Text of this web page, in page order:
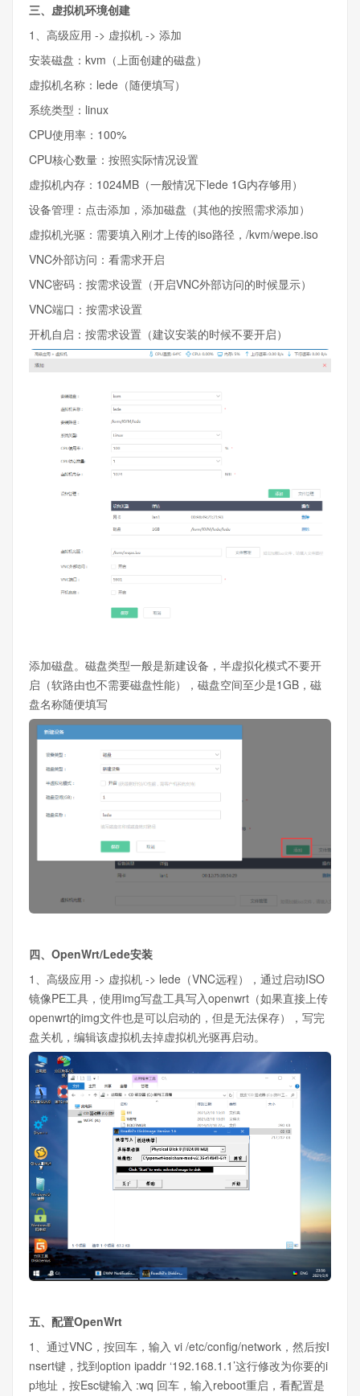
三、虚拟机环境创建
1、高级应用 -> 虚拟机 -> 添加
安装磁盘：kvm（上面创建的磁盘）
虚拟机名称：lede（随便填写）
系统类型：linux
CPU使用率：100%
CPU核心数量：按照实际情况设置
虚拟机内存：1024MB（一般情况下lede 1G内存够用）
设备管理：点击添加，添加磁盘（其他的按照需求添加）
虚拟机光驱：需要填入刚才上传的iso路径，/kvm/wepe.iso
VNC外部访问：看需求开启
VNC密码：按需求设置（开启VNC外部访问的时候显示）
VNC端口：按需求设置
开机自启：按需求设置（建议安装的时候不要开启）
添加磁盘。磁盘类型一般是新建设备，半虚拟化模式不要开
启（软路由也不需要磁盘性能），磁盘空间至少是1GB，磁
盘名称随便填写
四、OpenWrt/Lede安装
1、高级应用 -> 虚拟机 -> lede（VNC远程），通过启动ISO
镜像PE工具，使用img写盘工具写入openwrt（如果直接上传
openwrt的img文件也是可以启动的，但是无法保存），写完
盘关机，编辑该虚拟机去掉虚拟机光驱再启动。
五、配置OpenWrt
1、通过VNC，按回车，输入 vi /etc/config/network，然后按I
nsert键，找到option ipaddr ‘192.168.1.1’这行修改为你要的i
p地址，按Esc键输入 :wq 回车，输入reboot重启，看配置是